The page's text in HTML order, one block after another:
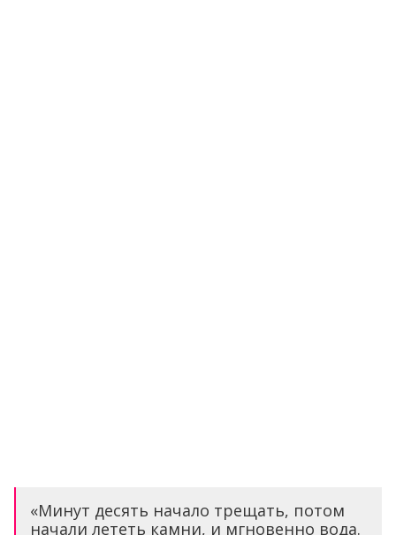
«Минут десять начало трещать, потом
начали лететь камни, и мгновенно вода.